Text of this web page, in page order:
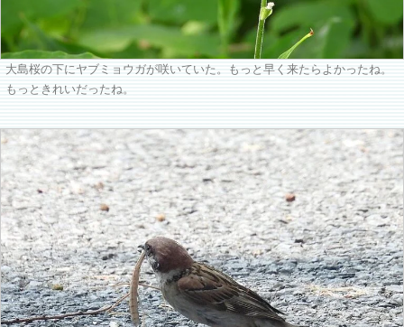
大島桜の下にヤブミョウガが咲いていた。もっと早く来たらよかったね。
もっときれいだったね。